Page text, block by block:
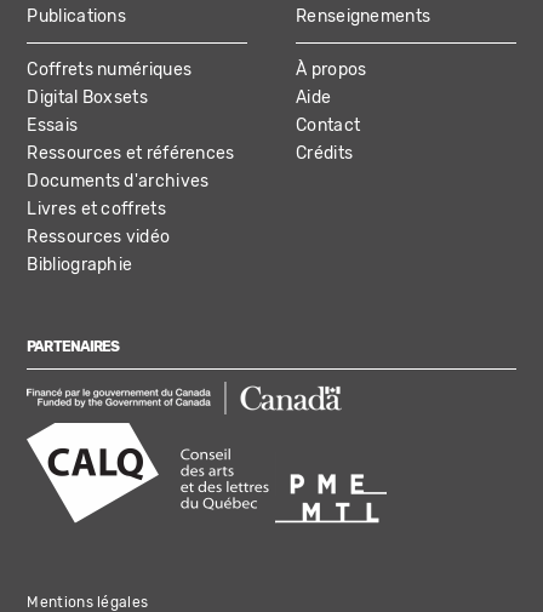
Publications
Coffrets numériques
Digital Boxsets
Essais
Ressources et références
Documents d'archives
Livres et coffrets
Ressources vidéo
Bibliographie
Renseignements
À propos
Aide
Contact
Crédits
PARTENAIRES
Mentions légales